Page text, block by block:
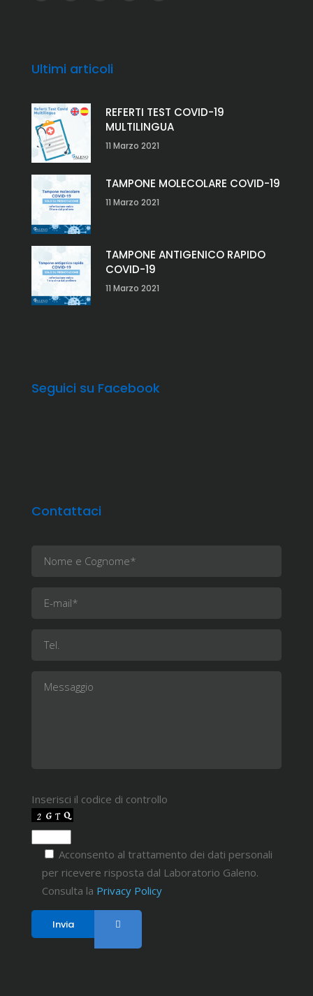
Ultimi articoli
REFERTI TEST COVID-19
MULTILINGUA
11 Marzo 2021
TAMPONE MOLECOLARE COVID-19
11 Marzo 2021
TAMPONE ANTIGENICO RAPIDO
COVID-19
11 Marzo 2021
Seguici su Facebook
Contattaci
Inserisci il codice di controllo
Acconsento al trattamento dei dati personali
per ricevere risposta dal Laboratorio Galeno.
Consulta la Privacy Policy